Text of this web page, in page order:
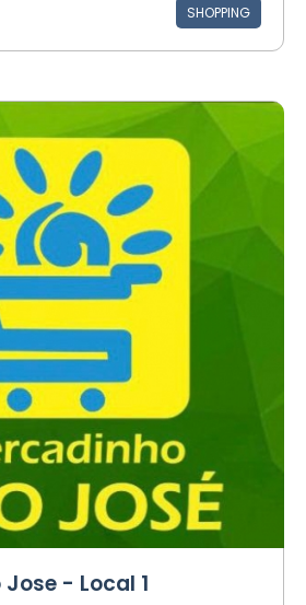
SHOPPING
- Local 1